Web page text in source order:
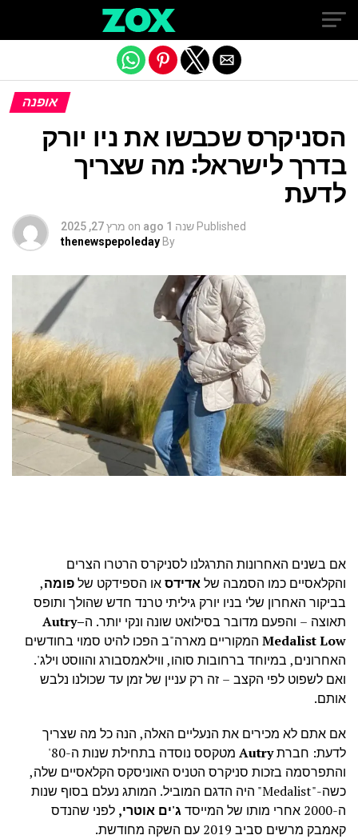
אופנה
הסניקרס שכבשו את ניו יורק
בדרך לישראל: מה שצריך
לדעת
Published שנה 1 ago on מרץ 27, 2025
By
thenewspepoleday
אם בשנים האחרונות התרגלנו לסניקרס הרטרו הצרים
והקלאסיים כמו הסמבה שלאדידסאו הספידקט שלפומה,
בביקור האחרון שלי בניו יורק גיליתי טרנד חדש שהולך ותופס
תאוצה – והפעם מדובר בסילואט שונה ונקי יותר. ה–
Autry
Medalist Low המקוריים מארה"ב הפכו להיט סמוי בחודשים
האחרונים, במיוחד ברחובות סוהו, ווילאמסבורג והווסט וילג'.
ואם לשפוט לפי הקצב – זה רק עניין של זמן עד שכולנו נלבש
אותם.
אם אתם לא מכירים את הנעליים האלה, הנה כל מה שצריך
לדעת: חברתAutry
מטקסס נוסדה בתחילת שנות ה-80'
והתפרסמה בזכות סניקרס הטניס האוניסקס הקלאסיים שלה,
כשה-"Medalist" היה הדגם המוביל. המותג נעלם בסוף שנות
ה-2000 אחרי מותו של המייסד
ג'ים אוטרי, לפני שהנדס
קאמבק מרשים סביב 2019 עם השקה מחודשת.
Exit mobile version